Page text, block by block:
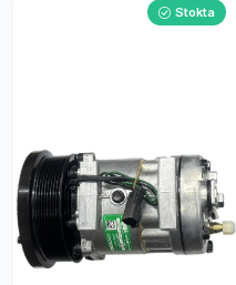
Stokta